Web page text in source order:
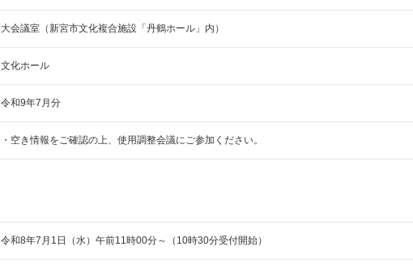
大会議室（新宮市文化複合施設「丹鶴ホール」内）
文化ホール
令和9年7月分
・空き情報をご確認の上、使用調整会議にご参加ください。
令和8年7月1日（水）午前11時00分～（10時30分受付開始）